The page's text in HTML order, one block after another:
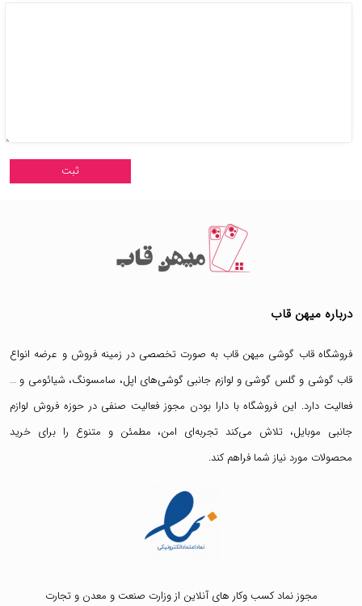
درباره میهن قاب
فروشگاه قاب گوشی میهن قاب به صورت تخصصی در زمینه فروش و عرضه انواع
قاب گوشی وگلس گوشی و لوازم جانبی گوشی‌های اپل، سامسونگ، شیائومی و …
فعالیت دارد. این فروشگاه با دارا بودن مجوز فعالیت صنفی در حوزه فروش لوازم
جانبی موبایل، تلاش می‌کند تجربه‌ای امن، مطمئن و متنوع را برای خرید
محصولات مورد نیاز شما فراهم کند.
مجوز نماد کسب وکار های آنلاین از وزارت صنعت و معدن و تجارت